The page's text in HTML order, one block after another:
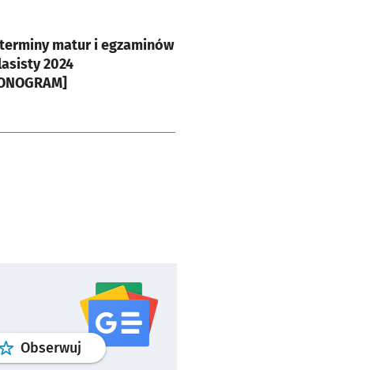
matur i egzaminów
2024
Obserwuj profilgoogle news